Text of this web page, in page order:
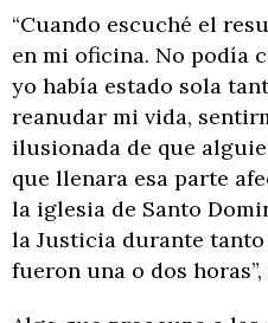
“Cuando escuché el
en mi oficina. No podía
yo había estado sola
reanudar mi vida,
ilusionada de que
que llenara esa parte
la iglesia de Santo
la Justicia durante
fueron una o dos